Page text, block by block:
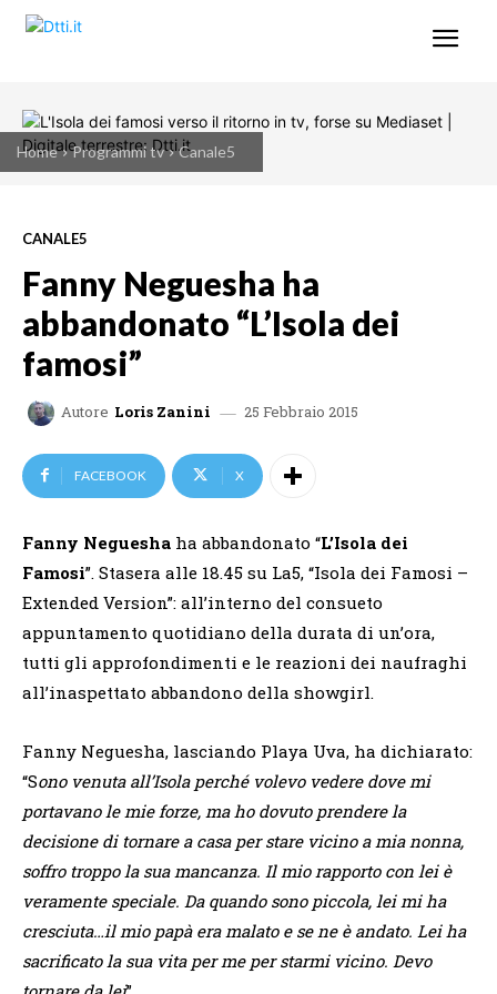
Home Programmi tv Canale5
CANALE5
Fanny Neguesha ha
abbandonato “L’Isola dei
famosi”
Autore Loris Zanini 25 Febbraio 2015
FACEBOOK X
Fanny Neguesha ha abbandonato “L’Isola dei
Famosi”. Stasera alle 18.45 su La5, “Isola dei Famosi –
Extended Version”: all’interno del consueto
appuntamento quotidiano della durata di un’ora,
tutti gli approfondimenti e le reazioni dei naufraghi
all’inaspettato abbandono della showgirl.
Fanny Neguesha, lasciando Playa Uva, ha dichiarato:
“Sono venuta all’Isola perché volevo vedere dove mi
portavano le mie forze, ma ho dovuto prendere la
decisione di tornare a casa per stare vicino a mia nonna,
soffro troppo la sua mancanza. Il mio rapporto con lei è
veramente speciale. Da quando sono piccola, lei mi ha
cresciuta…il mio papà era malato e se ne è andato. Lei ha
sacrificato la sua vita per me per starmi vicino. Devo